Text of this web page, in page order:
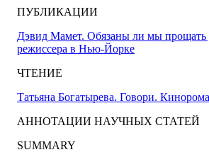
ПУБЛИКАЦИИ
Дэвид Мамет. Обязаны ли мы прощать
режиссера в Нью-Йорке
ЧТЕНИЕ
Татьяна Богатырева. Говори.
АННОТАЦИИ НАУЧНЫХ СТАТЕЙ
SUMMARY